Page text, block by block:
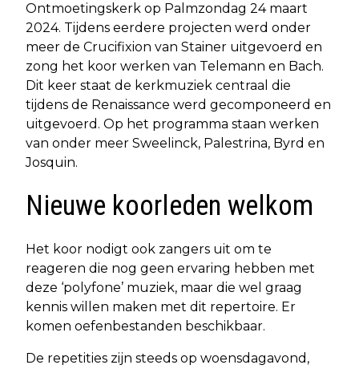
Ontmoetingskerk op Palmzondag 24 maart
2024. Tijdens eerdere projecten werd onder
meer de Crucifixion van Stainer uitgevoerd en
zong het koor werken van Telemann en Bach.
Dit keer staat de kerkmuziek centraal die
tijdens de Renaissance werd gecomponeerd en
uitgevoerd. Op het programma staan werken
van onder meer Sweelinck, Palestrina, Byrd en
Josquin.
Nieuwe koorleden welkom
Het koor nodigt ook zangers uit om te
reageren die nog geen ervaring hebben met
deze ‘polyfone’ muziek, maar die wel graag
kennis willen maken met dit repertoire. Er
komen oefenbestanden beschikbaar.
De repetities zijn steeds op woensdagavond,